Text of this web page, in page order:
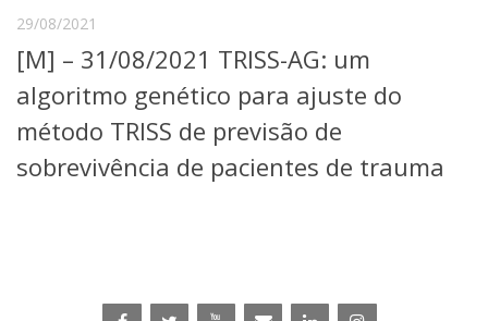
Núcleos e Comissões
Telefones e Mapas
Pessoas
Ensino
Graduação
Pós-Graduação
Centros, Núcleos e Projetos em Rede
29/08/2021
[M] – 31/08/2021 TRISS-AG: um
algoritmo genético para ajuste do
método TRISS de previsão de
sobrevivência de pacientes de trauma